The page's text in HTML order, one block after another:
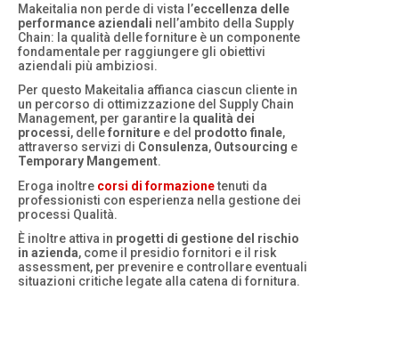
Makeitalia non perde di vista l’eccellenza delle
performance aziendali nell’ambito della Supply
Chain: la qualità delle forniture è un componente
fondamentale per raggiungere gli obiettivi
aziendali più ambiziosi.
Per questo Makeitalia affianca ciascun cliente in
un percorso di ottimizzazione del Supply Chain
Management, per garantire la qualità dei
processi, delleforniture e del prodotto finale,
attraverso servizi di Consulenza, Outsourcing e
Temporary Mangement.
Eroga inoltre corsi di formazionetenuti da
professionisti con esperienza nella gestione dei
processi Qualità.
È inoltre attiva in progetti di gestione del rischio
in azienda, come il presidio fornitori e il risk
assessment, per prevenire e controllare eventuali
situazioni critiche legate alla catena di fornitura.